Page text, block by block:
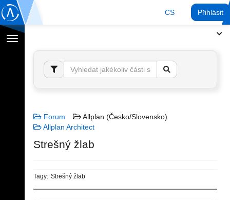
CS Přihlásit
Přepnout
navigaci
Forum
Allplan (Česko/Slovensko)
Allplan Architect
Strešný žlab
Tagy: Strešný žlab